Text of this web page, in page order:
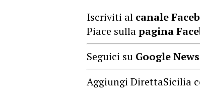
Iscriviti al canale
Piace sullapagina
Seguici su Google News
Aggiungi DirettaSicilia